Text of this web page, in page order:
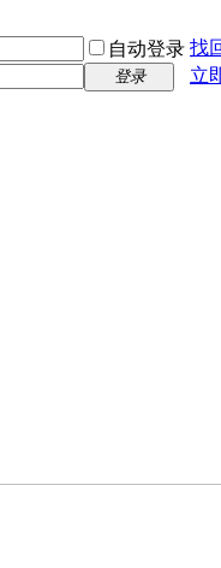
自动登录 找
登录
立